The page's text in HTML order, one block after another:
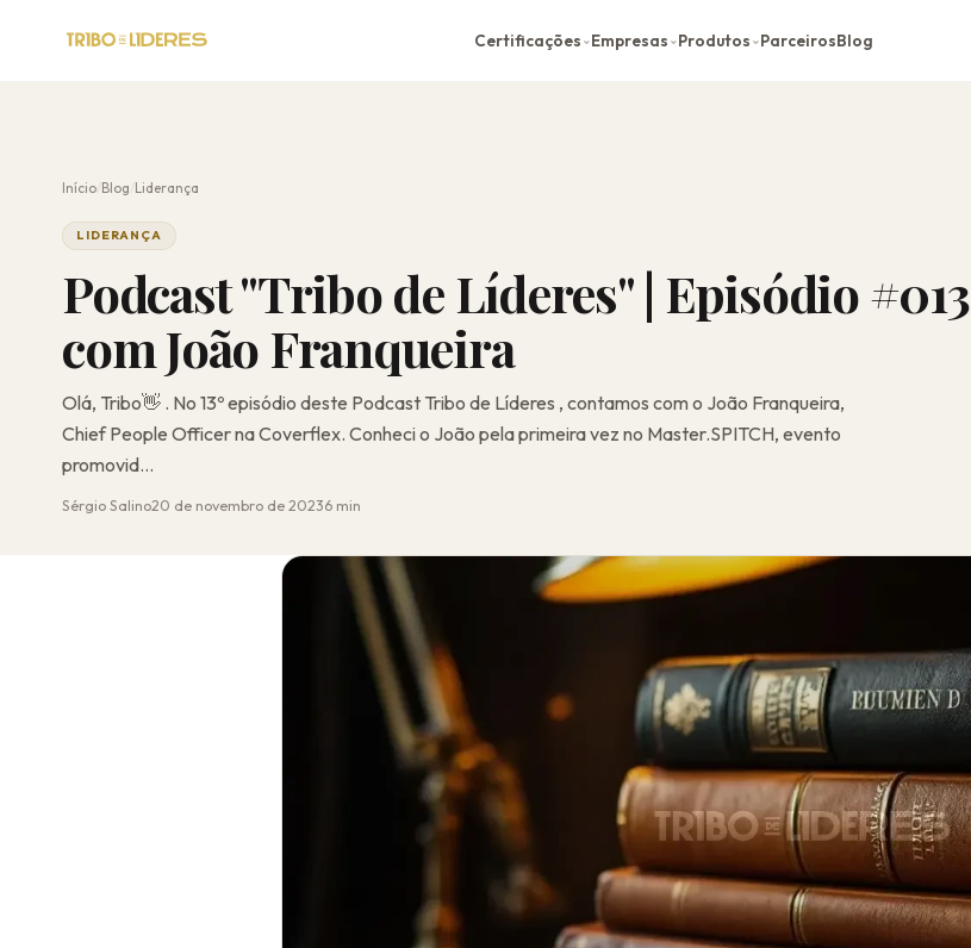
Certificações ⌄Empresas ⌄Produtos ⌄ParceirosBlog
Início /Blog /Liderança
LIDERANÇA
Podcast "Tribo de Líderes" | Episódio #013
com João Franqueira
Olá, Tribo👋 . No 13º episódio deste Podcast Tribo de Líderes , contamos com o João Franqueira,
Chief People Officer na Coverflex. Conheci o João pela primeira vez no Master.SPITCH, evento
promovid...
Sérgio Salino20 de novembro de 20236 min